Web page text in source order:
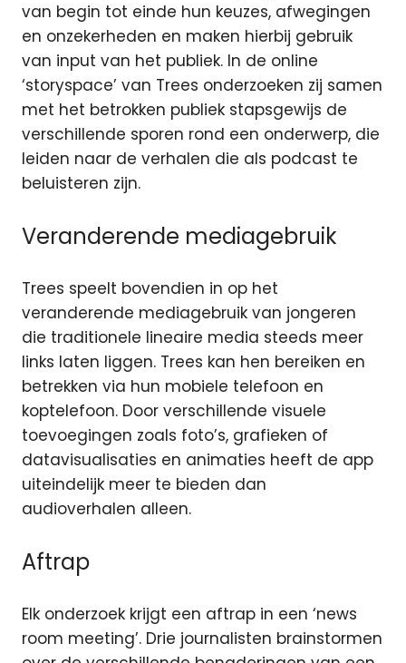
van begin tot einde hun keuzes, afwegingen
en onzekerheden en maken hierbij gebruik
van input van het publiek. In de online
‘storyspace’ van Trees onderzoeken zij samen
met het betrokken publiek stapsgewijs de
verschillende sporen rond een onderwerp, die
leiden naar de verhalen die als podcast te
beluisteren zijn.
Veranderende mediagebruik
Trees speelt bovendien in op het
veranderende mediagebruik van jongeren
die traditionele lineaire media steeds meer
links laten liggen. Trees kan hen bereiken en
betrekken via hun mobiele telefoon en
koptelefoon. Door verschillende visuele
toevoegingen zoals foto’s, grafieken of
datavisualisaties en animaties heeft de app
uiteindelijk meer te bieden dan
audioverhalen alleen.
Aftrap
Elk onderzoek krijgt een aftrap in een ‘news
room meeting’. Drie journalisten brainstormen